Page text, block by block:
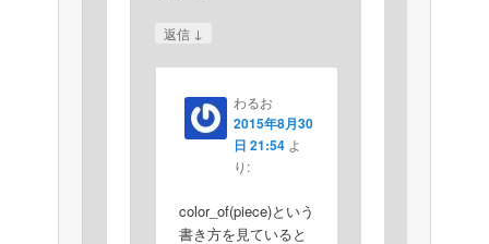
返信 ↓
わるお
2015年8月30
日 21:54 よ
り:
color_of(piece)という
書き方を見ていると